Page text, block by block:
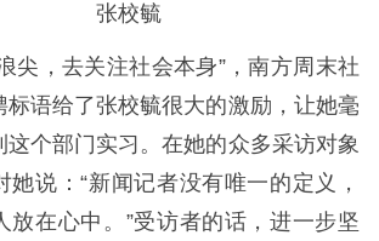
张校毓
尖，去关注社会本身”，南方周末社
标语给了张校毓很大的激励，让她毫
这个部门实习。在她的众多采访对象
她说：“新闻记者没有唯一的定义，
放在心中。”受访者的话，进一步坚